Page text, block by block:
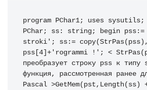
program PChar1; uses
PChar; ss: string; begin
stroki'; ss:=
pss[4]+'rogrammi !'; <
преобразует строку pss к
функция, рассмотренная ранее
Pascal >GetMem(pst,Length(ss)